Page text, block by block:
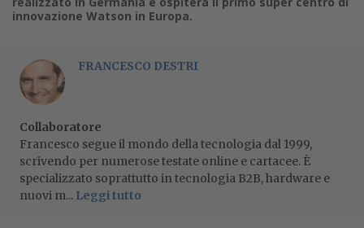
innovazione Watson in Europa.
FRANCESCO DESTRI
Collaboratore
Francesco segue il mondo della tecnologia dal 1999,
scrivendo per numerose testate online e cartacee. È
specializzato soprattutto in tecnologia B2B, hardware e
nuovi m... Leggi tutto